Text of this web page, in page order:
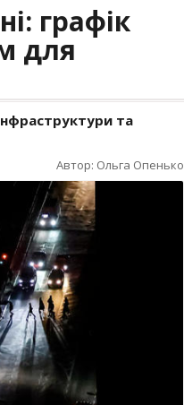
графік
для
та
Автор: Ольга Опенько